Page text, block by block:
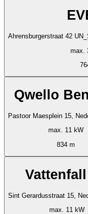
Ahrensburgerstraat 42
max.
Qwello
Pastoor Maesplein 15,
max. 11 kW
834 m
Sint Gerardusstraat 15,
max. 11 kW